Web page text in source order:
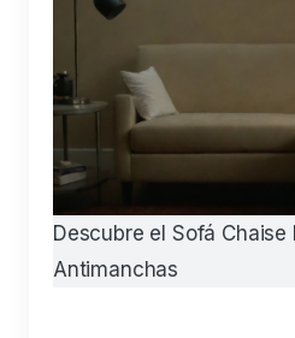
Descubre el Sofá Chaise
Antimanchas